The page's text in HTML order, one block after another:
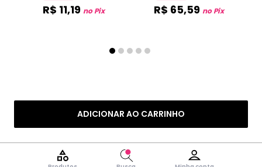
ADICIONAR AO CARRINHO
R$ 11,19 no Pix R$ 65,59 no Pix